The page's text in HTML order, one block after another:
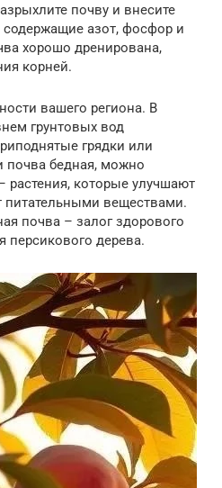
почву и внесите
азот, фосфор и
хорошо дренирована,
корней.
вашего региона. В
грунтовых вод
грядки или
почва бедная, можно
растения, которые улучшают
питательными веществами.
почва – залог здорового
персикового дерева.